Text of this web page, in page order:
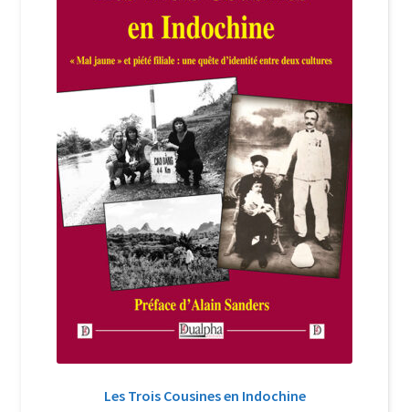
Login Customizer
Newsletter
Nous Contacter
Politique de confidentialité et cookies
Qui sommes-nous ?
Soutien à Philippe Randa
Suivi de la Commande
Les Trois Cousines en Indochine